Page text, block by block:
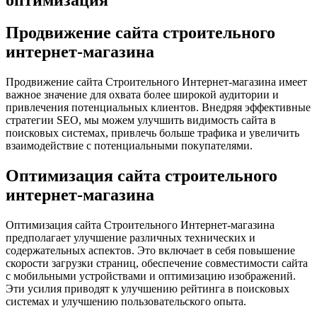
Продвижение сайта строительного
интернет-магазина
Продвижение сайта Строительного Интернет-магазина имеет
важное значение для охвата более широкой аудитории и
привлечения потенциальных клиентов. Внедряя эффективные
стратегии SEO, мы можем улучшить видимость сайта в
поисковых системах, привлечь больше трафика и увеличить
взаимодействие с потенциальными покупателями.
Оптимизация сайта строительного
интернет-магазина
Оптимизация сайта Строительного Интернет-магазина
предполагает улучшение различных технических и
содержательных аспектов. Это включает в себя повышение
скорости загрузки страниц, обеспечение совместимости сайта
с мобильными устройствами и оптимизацию изображений.
Эти усилия приводят к улучшению рейтинга в поисковых
системах и улучшению пользовательского опыта.